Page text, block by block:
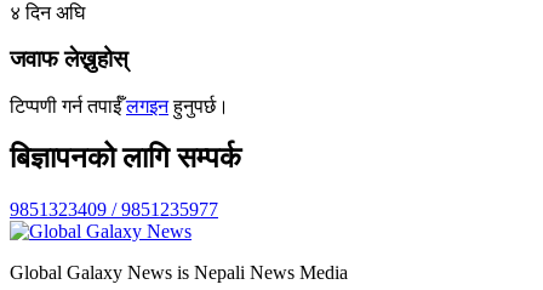
४ दिन अघि
जवाफ लेख्नुहोस्
टिप्पणी गर्न तपाईँलगइनहुनुपर्छ।
बिज्ञापनको लागि सम्पर्क
9851323409 / 9851235977
Global Galaxy News is Nepali News Media